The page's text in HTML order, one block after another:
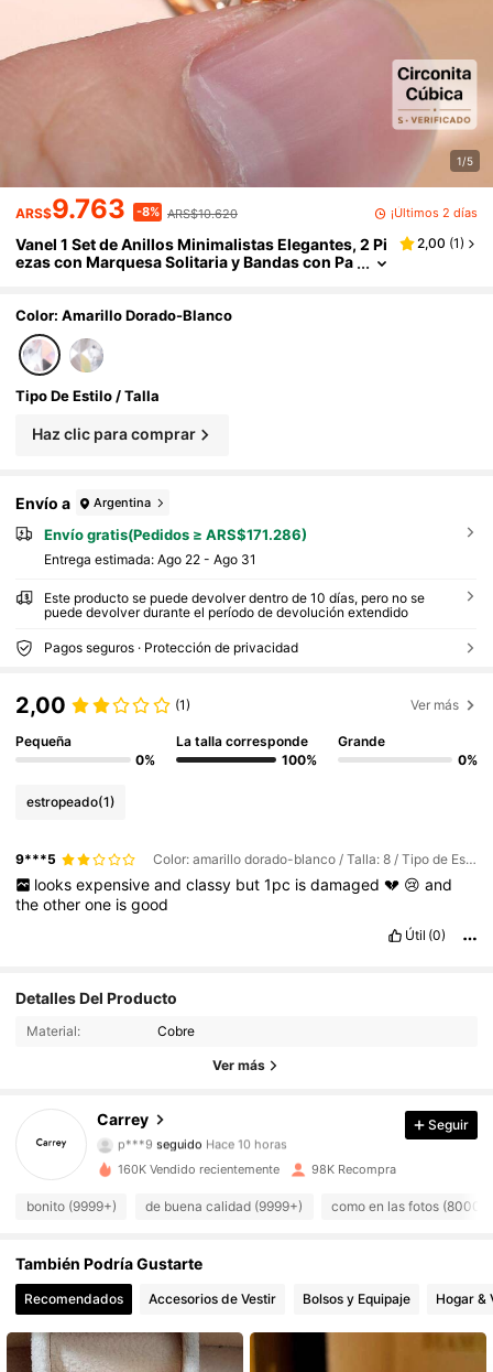
1/5
ARS$9.763 -8% ARS$10.620 ¡Últimos 2 días
Vanel 1 Set de Anillos Minimalistas Elegantes, 2 Pi
ezas con Marquesa Solitaria y Bandas con Pa
2,00 (1)
Color: Amarillo Dorado-Blanco
Tipo De Estilo / Talla
Haz clic para comprar
Envío a Argentina
Envío gratis(Pedidos ≥ ARS$171.286)
Entrega estimada: Ago 22 - Ago 31
Este producto se puede devolver dentro de 10 días, pero no se
puede devolver durante el período de devolución extendido
Pagos seguros · Protección de privacidad
2,00 (1) Ver más
Pequeña
0%
La talla corresponde
100%
Grande
0%
estropeado(1)
9***5 Color: amarillo dorado-blanco / Talla: 8 / Tipo de Estilo: anillo
looks expensive and classy but 1pc is damaged 💔 😢 and
theotherone isgood
Útil (0)
Detalles Del Producto
Material: Cobre
Ver más
Carrey
4,91 26K Seguidores
p***9 seguido Hace 10 horas
26K Seguidores
4,91 26K Seguidores
4,91
4,91 26K Seguidores
Seguir
160K Vendido recientemente 98K Recompra
bonito (9999+) de buena calidad (9999+) como en las fotos
También Podría Gustarte
Recomendados Accesorios de Vestir Bolsos y Equipaje Hogar &